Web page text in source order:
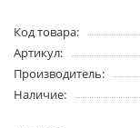
Код товара:
Артикул:
Производитель:
Наличие: